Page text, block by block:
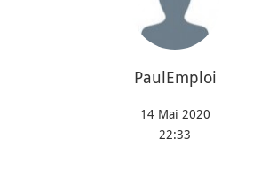
PaulEmploi
14 Mai 2020
22:33